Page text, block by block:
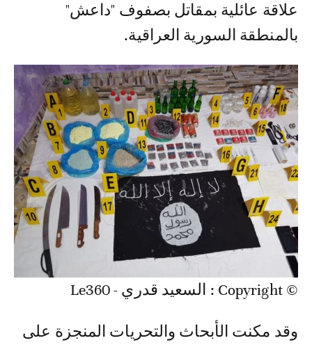
علاقة عائلية بمقاتل بصفوف "داعش"
بالمنطقة السورية العراقية.
© Copyright : السعيد قدري - Le360
وقد مكنت الأبحاث والتحريات المنجزة على